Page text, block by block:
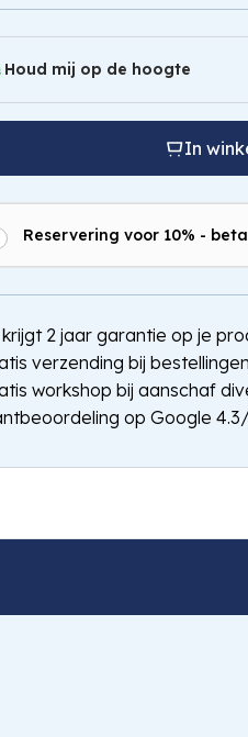
Houd mij op de hoogte
In
Reservering voor 10% -
2 jaar garantie op je
verzending bij
workshop bij aanschaf
op Google